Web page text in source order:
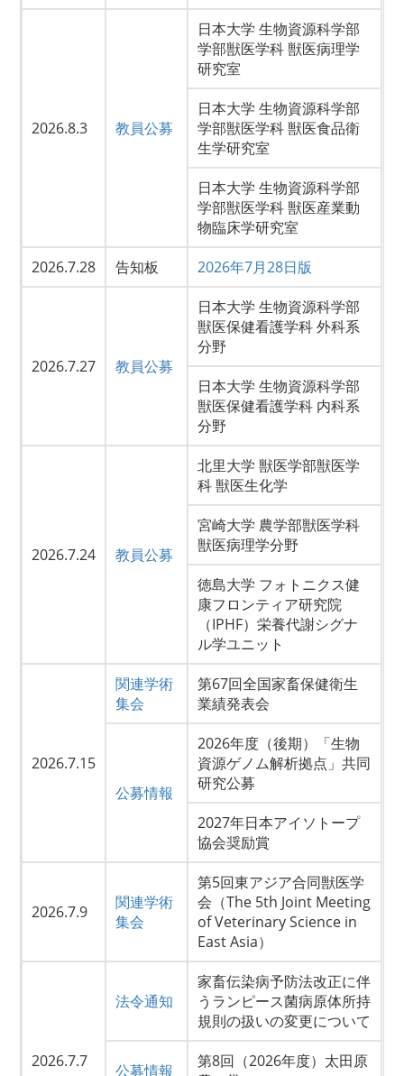
2026.8.3 教員公募
日本大学 生物資源科学部
学部獣医学科 獣医病理学
研究室
日本大学 生物資源科学部
学部獣医学科 獣医食品衛
生学研究室
日本大学 生物資源科学部
学部獣医学科 獣医産業動
物臨床学研究室
2026.7.28
告知板 2026年7月28日版
2026.7.27 教員公募
日本大学 生物資源科学部
獣医保健看護学科 外科系
分野
日本大学 生物資源科学部
獣医保健看護学科 内科系
分野
2026.7.24 教員公募
北里大学 獣医学部獣医学
科 獣医生化学
宮崎大学 農学部獣医学科
獣医病理学分野
徳島大学 フォトニクス健
康フロンティア研究院
（IPHF）栄養代謝シグナ
ル学ユニット
2026.7.15
関連学術
集会
第67回全国家畜保健衛生
業績発表会
公募情報
2026年度（後期）「生物
資源ゲノム解析拠点」共同
研究公募
2027年日本アイソトープ
協会奨励賞
2026.7.9
関連学術
集会
第5回東アジア合同獣医学
会（The 5th Joint Meeting
of Veterinary Science in
East Asia）
2026.7.7
法令通知
家畜伝染病予防法改正に伴
うランピース菌病原体所持
規則の扱いの変更について
公募情報
第8回（2026年度）太田原